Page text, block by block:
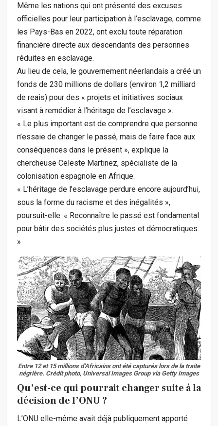
Même les nations qui ont présenté des excuses
officielles pour leur participation à l’esclavage, comme
les Pays-Bas en 2022, ont exclu toute réparation
financière directe aux descendants des personnes
réduites en esclavage.
Au lieu de cela, le gouvernement néerlandais a créé un
fonds de 230 millions de dollars (environ 1,2 milliard
de reais) pour des « projets et initiatives sociaux
visant à remédier à l’héritage de l’esclavage ».
« Le plus important est de comprendre que personne
n’essaie de changer le passé, mais de faire face aux
conséquences dans le présent », explique la
chercheuse Celeste Martinez, spécialiste de la
colonisation espagnole en Afrique.
« L’héritage de l’esclavage perdure encore aujourd’hui,
sous la forme du racisme et des inégalités »,
poursuit-elle. « Reconnaître le passé est fondamental
pour bâtir des sociétés plus justes et démocratiques.
»
Entre 12 et 15 millions d’Africains ont été capturés lors de la traite
négrière. Crédit photo, Universal Images Group via Getty Images
Qu’est-ce qui pourrait changer suite à la
décision de l’ONU ?
L’ONU elle-même avait déjà publiquement apporté